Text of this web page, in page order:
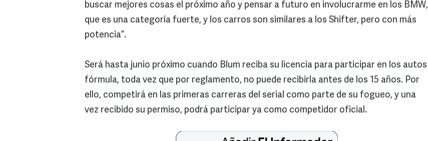
buscar mejores cosas el próximo año y pensar a futuro en involucrarme en los BMW,
que es una categoría fuerte, y los carros son similares a los Shifter, pero con más
potencia”.
Será hasta junio próximo cuando Blum reciba su licencia para participar en los autos
fórmula, toda vez que por reglamento, no puede recibirla antes de los 15 años. Por
ello, competirá en las primeras carreras del serial como parte de su fogueo, y una
vez recibido su permiso, podrá participar ya como competidor oficial.